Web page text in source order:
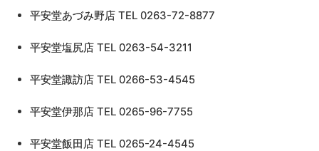
平安堂あづみ野店 TEL 0263-72-8877
平安堂塩尻店 TEL 0263-54-3211
平安堂諏訪店 TEL 0266-53-4545
平安堂伊那店 TEL 0265-96-7755
平安堂飯田店 TEL 0265-24-4545